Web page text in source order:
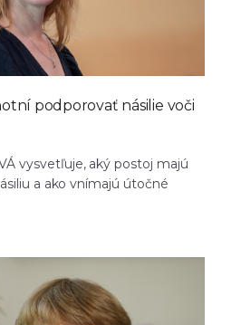
podporovať násilie voči
vysvetľuje, aký postoj majú
a ako vnímajú útočné